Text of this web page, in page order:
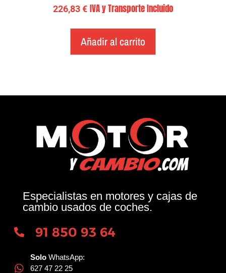
226,83€ IVA y Transporte Incluido
Añadir al carrito
Especialistas en motores y cajas de
cambio usados de coches.
91 850 93 64
Solo WhatsApp:
627 47 22 25